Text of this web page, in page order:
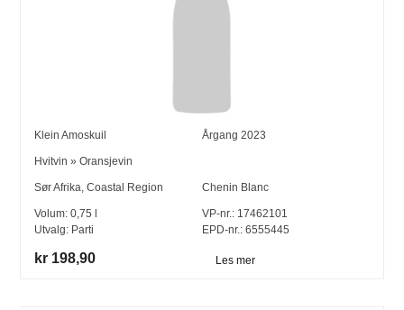
Klein Amoskuil Årgang 2023
Hvitvin »Oransjevin
Sør Afrika,Coastal Region Chenin Blanc
Volum:0,75
Utvalg: Parti
VP-nr.: 17462101
EPD-nr.: 6555445
kr 198,90 Les mer